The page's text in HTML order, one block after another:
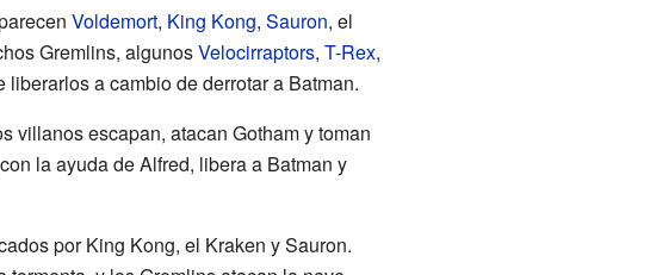
Voldemort, King Kong, Sauron, el
Gremlins, algunosVelocirraptors, T-Rex,
a cambio de derrotar a Batman.
villanos escapan, atacan Gotham y toman
la ayuda de Alfred, libera a Batman y
por King Kong, el Kraken y Sauron.